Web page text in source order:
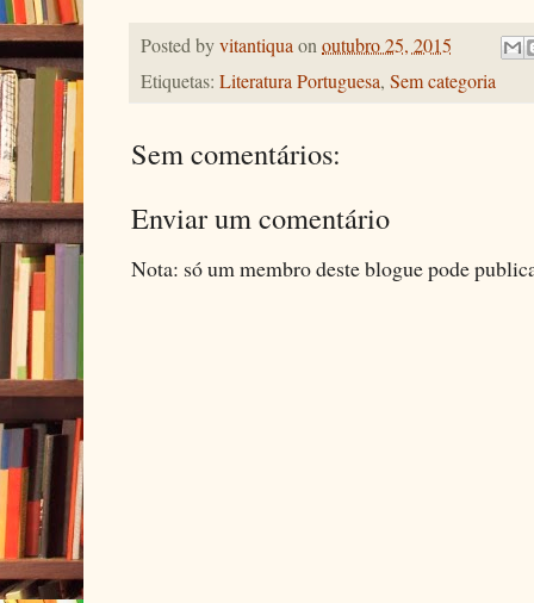
Posted byvitantiquaonoutubro 25, 2015
Etiquetas: Literatura Portuguesa, Sem categoria
Sem comentários:
Enviar um comentário
Nota: só um membro deste blogue pode